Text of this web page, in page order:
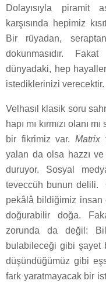
Dolayısıyla piramit
karşısında hepimiz
Bir rüyadan,
dokunmasıdır.
dünyadaki, hep
istediklerinizi verecektir.
Velhasıl klasik soru
hapı mı kırmızı olanı
bir fikrimiz var.Matrix
yalan da olsa hazzı
duruyor. Sosyal
teveccüh bunun delili.
pekâlâ bildiğimiz insan
doğurabilir doğa.
zorunda da değil:
bulabileceği gibi şayet
düşündüğümüz gibi
fark yaratmayacak bir